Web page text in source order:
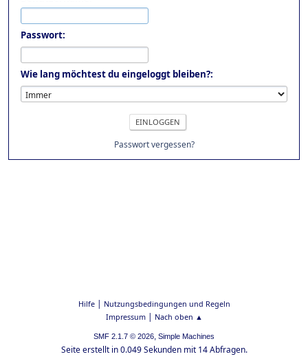
Passwort:
Wie lang möchtest du eingeloggt bleiben?:
Passwort vergessen?
Hilfe| Nutzungsbedingungen und Regeln
Impressum| Nach oben ▲
SMF 2.1.7 © 2026, Simple Machines
Seite erstellt in 0.049 Sekunden mit 14 Abfragen.